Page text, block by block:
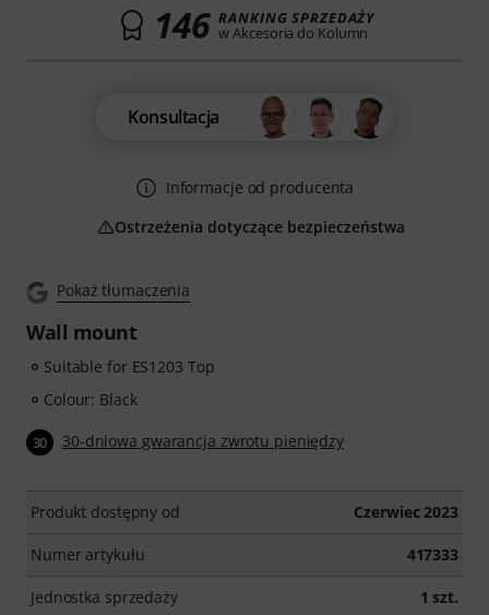
Pokaż tłumaczenia
Wall mount
Suitable for ES1203 Top
Colour: Black
30 30-dniowa gwarancja zwrotu pieniędzy
Produkt dostępny od Czerwiec 2023
Numer artykułu 417333
Jednostka sprzedaży 1 szt.
146 RANKING SPRZEDAŻY
w Akcesoria do Kolumn
Konsultacja
Informacje od producenta
Ostrzeżenia dotyczące bezpieczeństwa